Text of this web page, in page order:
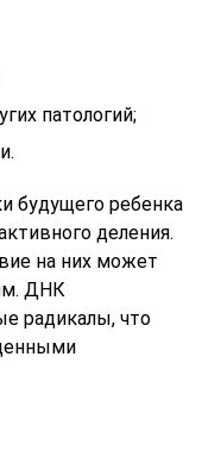
патологий;
будущего ребенка
деления.
на них может
ДНК
радикалы, что